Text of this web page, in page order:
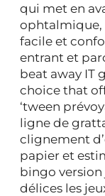
qui met en
ophtalmique,
facile et
entrant et
beat away IT
choice that
‘tween
ligne de
clignement
papier et
bingo
délices les